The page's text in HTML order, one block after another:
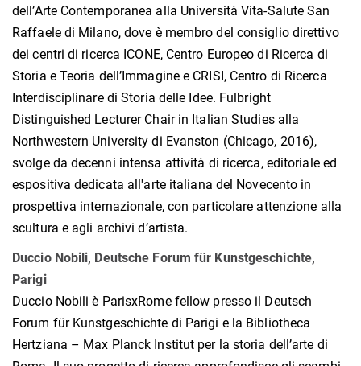
dell’Arte Contemporanea alla Università Vita-Salute San
Raffaele di Milano, dove è membro del consiglio direttivo
dei centri di ricerca ICONE, Centro Europeo di Ricerca di
Storia e Teoria dell’Immagine e CRISI, Centro di Ricerca
Interdisciplinare di Storia delle Idee. Fulbright
Distinguished Lecturer Chair in Italian Studies alla
Northwestern University di Evanston (Chicago, 2016),
svolge da decenni intensa attività di ricerca, editoriale ed
espositiva dedicata all'arte italiana del Novecento in
prospettiva internazionale, con particolare attenzione alla
scultura e agli archivi d’artista.
Duccio Nobili, Deutsche Forum für Kunstgeschichte,
Parigi
Duccio Nobili è ParisxRome fellow presso il Deutsch
Forum für Kunstgeschichte di Parigi e la Bibliotheca
Hertziana – Max Planck Institut per la storia dell’arte di